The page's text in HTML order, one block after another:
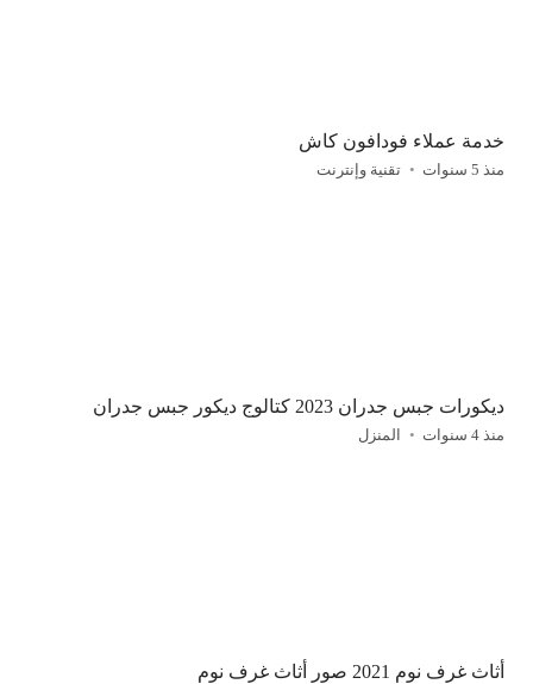
خدمة عملاء فودافون كاش
منذ 5 سنوات تقنية وإنترنت
ديكورات جبس جدران 2023 كتالوج ديكور جبس جدران
منذ 4 سنوات المنزل
أثاث غرف نوم 2021 صور أثاث غرف نوم